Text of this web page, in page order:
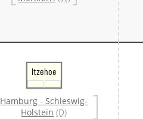
Itzehoe
Hamburg - Schleswig-
Holstein (D)